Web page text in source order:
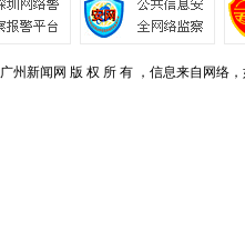
广州新闻网 版 权 所 有 ，信息来自网络